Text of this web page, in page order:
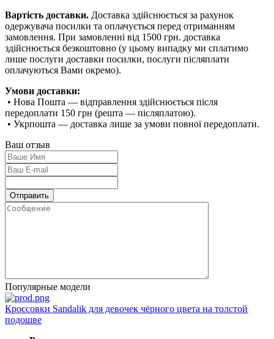
Вартість доставки. Доставка здійснюється за рахунок
одержувача посилки та оплачується перед отриманням
замовлення. При замовленні від 1500 грн. доставка
здійснюється безкоштовно (у цьому випадку ми сплатимо
лише послуги доставки посилки, послуги післяплати
оплачуються Вами окремо).
Умови доставки:
• Нова Пошта — відправлення здійснюється після
передоплати 150 грн (решта — післяплатою).
• Укрпошта — доставка лише за умови повної передоплати.
Ваш отзыв
Популярные модели
Кроссовки Sandalik для девочек чёрного цвета на толстой
подошве